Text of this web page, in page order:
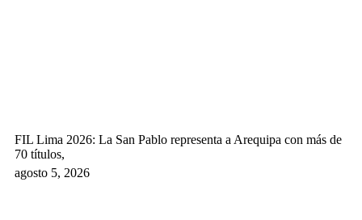
FIL Lima 2026: La San Pablo representa a Arequipa con más de
70 títulos,
agosto 5, 2026